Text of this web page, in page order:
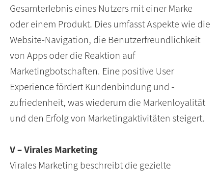
Gesamterlebnis eines Nutzers mit einer Marke
oder einem Produkt. Dies umfasst Aspekte wie die
Website-Navigation, die Benutzerfreundlichkeit
von Apps oder die Reaktion auf
Marketingbotschaften. Eine positive User
Experience fördert Kundenbindung und -
zufriedenheit, was wiederum die Markenloyalität
und den Erfolg von Marketingaktivitäten steigert.
V – Virales Marketing
Virales Marketing beschreibt die gezielte